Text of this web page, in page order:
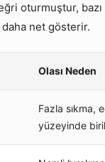
oturmuştur,
net gösterir.
Olası Neden
Fazla sıkma,
yüzeyinde